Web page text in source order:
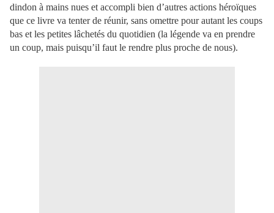
dindon à mains nues et accompli bien d’autres actions héroïques
que ce livre va tenter de réunir, sans omettre pour autant les coups
bas et les petites lâchetés du quotidien (la légende va en prendre
un coup, mais puisqu’il faut le rendre plus proche de nous).